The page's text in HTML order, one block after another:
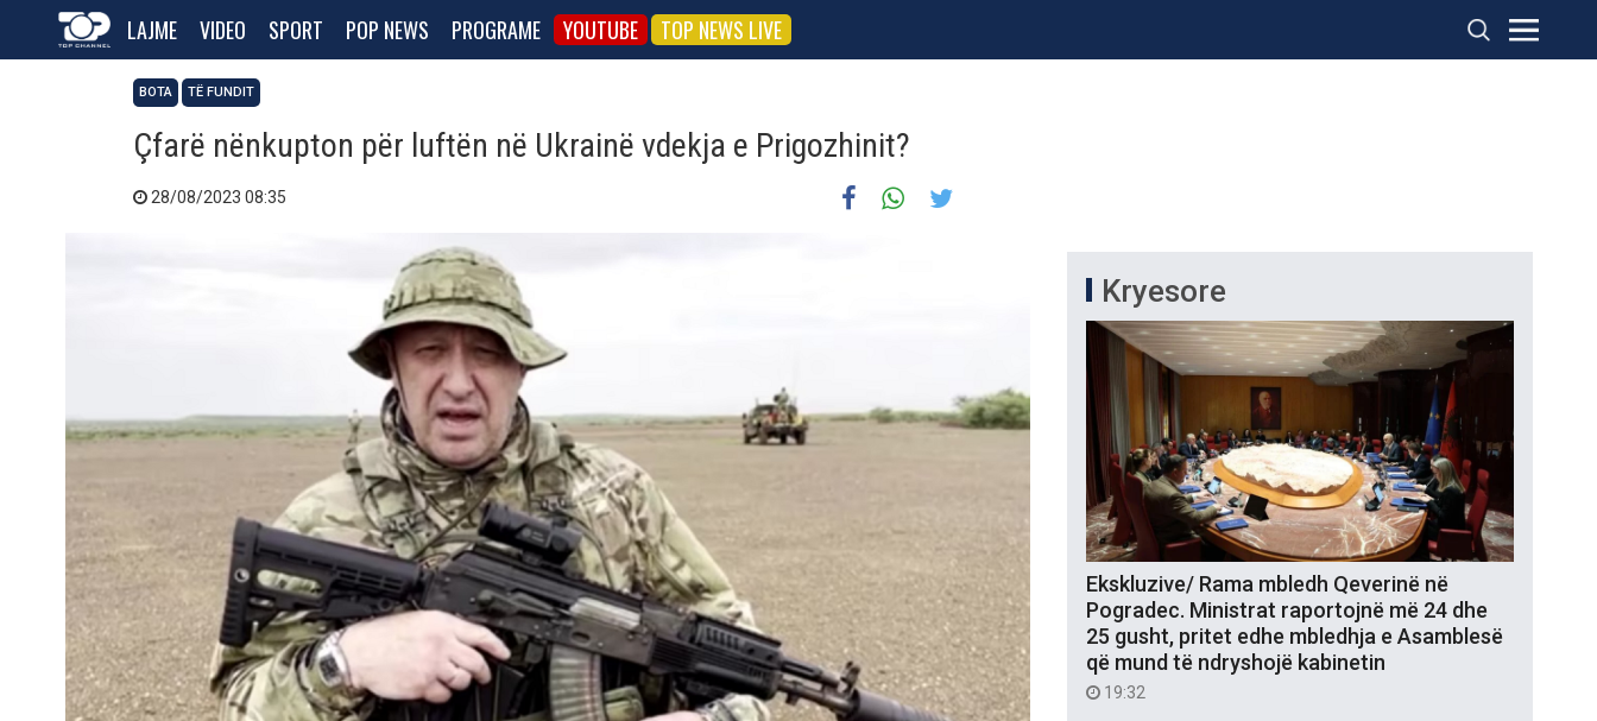
LAJME VIDEO SPORT POP NEWS PROGRAME YOUTUBE TOP NEWS LIVE
BOTA TË FUNDIT
Çfarë nënkupton për luftën në Ukrainë vdekja e Prigozhinit?
28/08/2023 08:35
Kryesore
Ekskluzive/ Rama mbledh Qeverinë në
Pogradec. Ministrat raportojnë më 24 dhe
25 gusht, pritet edhe mbledhja e Asamblesë
që mund të ndryshojë kabinetin
19:32